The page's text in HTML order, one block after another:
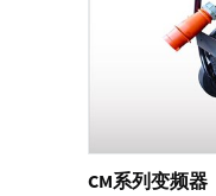
CM系列变频器